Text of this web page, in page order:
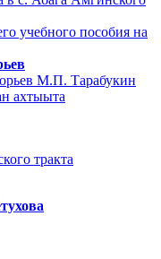
учебного пособия на
М.П. Тарабукин
ахтыыта
тракта